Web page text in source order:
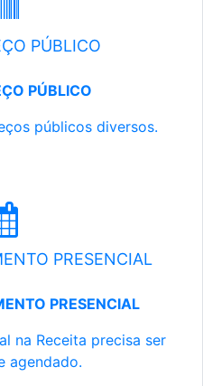
PÚBLICO
PÚBLICO
públicos diversos.
PRESENCIAL
PRESENCIAL
na Receita precisa ser
agendado.